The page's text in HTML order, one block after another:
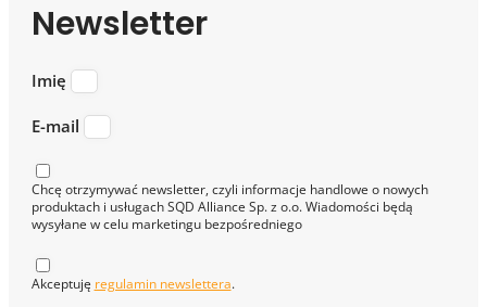
Newsletter
Imię
E-mail
Chcę otrzymywać newsletter, czyli informacje handlowe o nowych
produktach i usługach SQD Alliance Sp. z o.o. Wiadomości będą
wysyłane w celu marketingu bezpośredniego
Akceptuję regulamin newslettera.